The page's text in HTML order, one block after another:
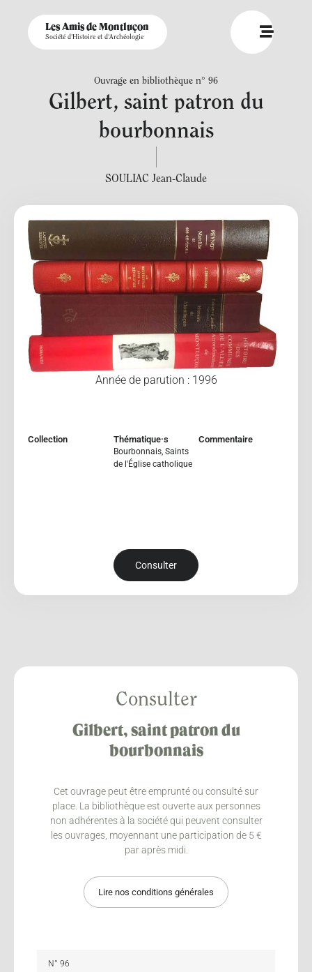
Les Amis de Montluçon
Société d'Histoire et d'Archéologie
Ouvrage en bibliothèque n° 96
Gilbert, saint patron du
bourbonnais
SOULIAC Jean-Claude
Année de parution : 1996
Collection Thématique·s
Bourbonnais, Saints
de l'Église catholique
Commentaire
Consulter
Consulter
Gilbert, saint patron du
bourbonnais
Cet ouvrage peut être emprunté ou consulté sur
place. La bibliothèque est ouverte aux personnes
non adhérentes à la société qui peuvent consulter
les ouvrages, moyennant une participation de 5 €
par après midi.
Lire nos conditions générales